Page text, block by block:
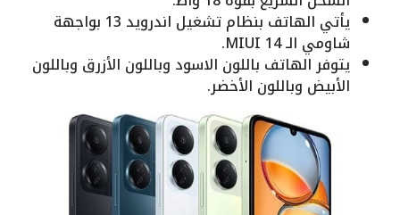
يأتي الهاتف بنظام تشغيل اندرويد 13 بواجهة
شاومي الـ MIUI 14.
يتوفر الهاتف باللون الاسود وباللون الأزرق وباللون
الأبيض وباللون الأخضر.